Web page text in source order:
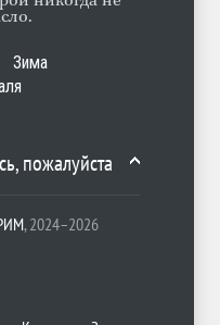
Зима
пожалуйста
, 2024–2026